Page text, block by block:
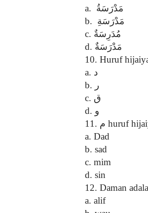
a. مَدْرَسَةُ
b. مَدْرَسَةِ
c. مُدَرِسَةٌ
d. مَدْرَسَةٌ
10. Huruf
a. د
b. ر
c. ق
d. و
11. م huruf
a. Dad
b. sad
c. mim
d. sin
12. Daman
a. alif